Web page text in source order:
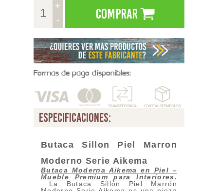
+
-
Comprar
Formas de pago disponibles:
especificaciones:
Butaca Sillon Piel Marron
Moderno Serie Aikema
Butaca Moderna Aikema en Piel –
Mueble Premium para Interiores.
La Butaca Sillón Piel Marrón